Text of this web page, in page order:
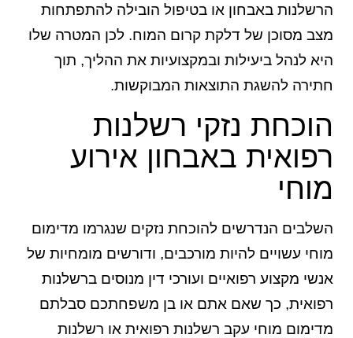
הרשלנות באבחון או בטיפול הובילה להתפתחות
מצב מסוכן של דלקת קרום המוח. לכן המטרה שלו
היא לנהל ביעילות ובמקצועיות את ההליך, תוך
חתירה להשגת התוצאות המבוקשות.
הוכחת נזקי רשלנות
רפואית באבחון אירוע
מוחי
השלבים הנדרשים להוכחת נזקים שנגרמו מדימום
מוחי עשויים להיות מורכבים, ודורשים מומחיות של
אנשי מקצוע רפואיים ועורכי דין מנוסים ברשלנות
רפואית, כך שאם אתם או בן משפחתכם סבלתם
מדימום מוחי עקב רשלנות רפואית או רשלנות